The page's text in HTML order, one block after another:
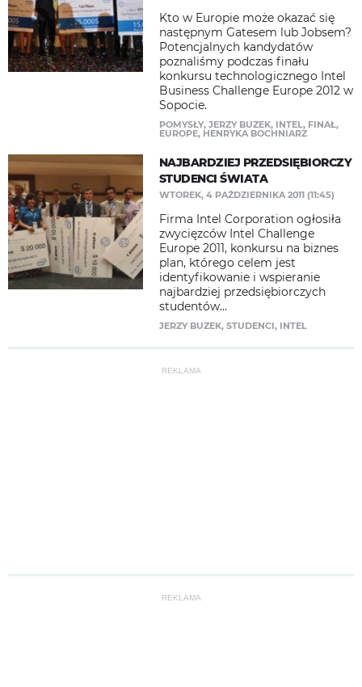
Kto w Europie może okazać się
następnym Gatesem lub Jobsem?
Potencjalnych kandydatów
poznaliśmy podczas finału
konkursu technologicznego Intel
Business Challenge Europe 2012 w
Sopocie.
POMYSŁY, JERZY BUZEK, INTEL, FINAŁ,
EUROPE, HENRYKA BOCHNIARZ
NAJBARDZIEJ PRZEDSIĘBIORCZY
STUDENCI ŚWIATA
WTOREK, 4 PAŹDZIERNIKA 2011 (11:45)
Firma Intel Corporation ogłosiła
zwycięzców Intel Challenge
Europe 2011, konkursu na biznes
plan, którego celem jest
identyfikowanie i wspieranie
najbardziej przedsiębiorczych
studentów...
JERZY BUZEK, STUDENCI, INTEL
REKLAMA
REKLAMA